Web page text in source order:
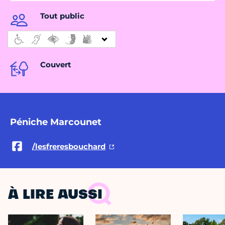
Tout public
Couvert
Péniche Marcounet
/lesfreresbouchard
À LIRE AUSSI